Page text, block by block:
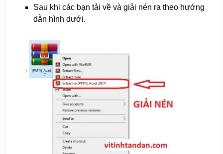
Sau khi các bạn tải về và giải nén ra theo hướng
dẫn hình dưới.